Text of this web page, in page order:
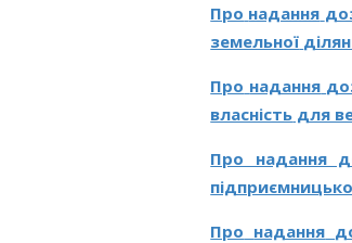
Про надання
земельної
Про надання
власність для
Про надання
Про надання